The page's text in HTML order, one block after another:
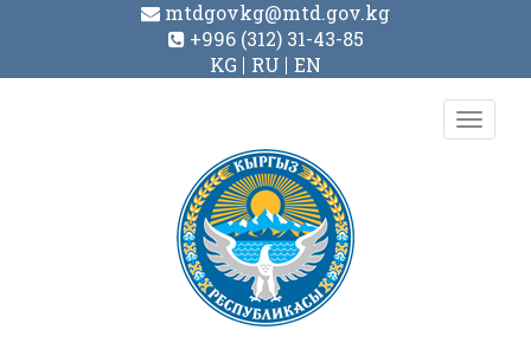
mtdgovkg@mtd.gov.kg
+996 (312) 31-43-85
KG
RU EN
Toggle